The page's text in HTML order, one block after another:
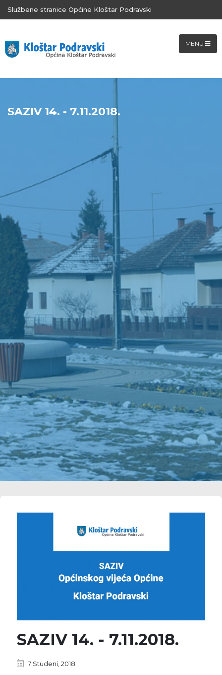
Službene stranice Općine Kloštar Podravski
MENU
SAZIV 14. - 7.11.2018.
SAZIV 14. - 7.11.2018.
7 Studeni, 2018